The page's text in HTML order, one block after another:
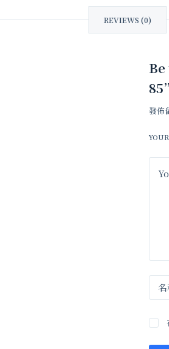
REVIEWS (0)
85”
發佈